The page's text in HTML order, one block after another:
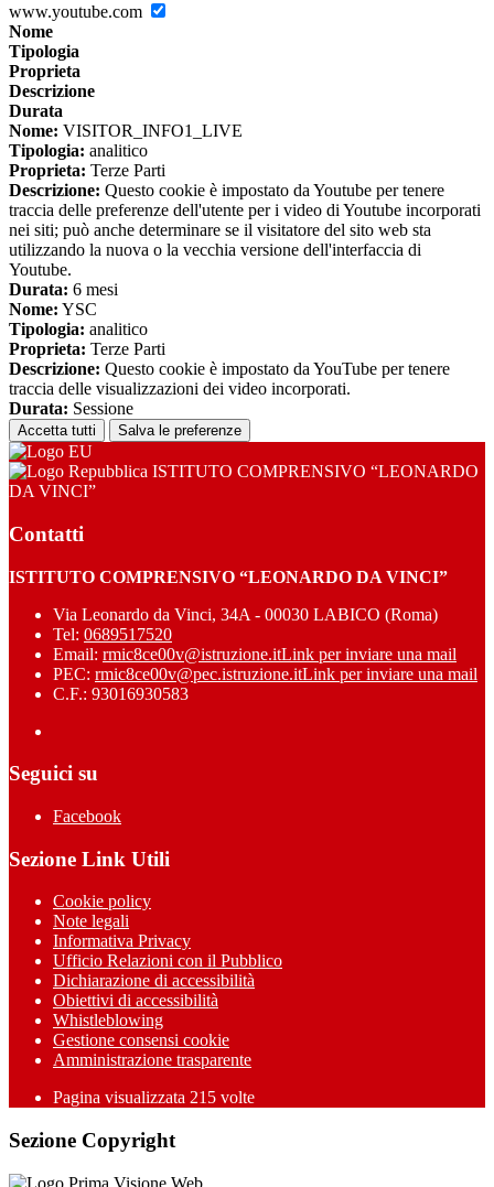
www.youtube.com
Nome
Tipologia
Proprieta
Descrizione
Durata
Nome: VISITOR_INFO1_LIVE
Tipologia: analitico
Proprieta: Terze Parti
Descrizione: Questo cookie è impostato da Youtube per tenere
traccia delle preferenze dell'utente per i video di Youtube incorporati
nei siti; può anche determinare se il visitatore del sito web sta
utilizzando la nuova o la vecchia versione dell'interfaccia di
Youtube.
Durata: 6 mesi
Nome: YSC
Tipologia: analitico
Proprieta: Terze Parti
Descrizione: Questo cookie è impostato da YouTube per tenere
traccia delle visualizzazioni dei video incorporati.
Durata: Sessione
Accetta tutti Salva le preferenze
ISTITUTO COMPRENSIVO “LEONARDO
DA VINCI”
Contatti
ISTITUTO COMPRENSIVO “LEONARDO DA VINCI”
Via Leonardo da Vinci, 34A - 00030 LABICO (Roma)
Tel: 0689517520
Email: rmic8ce00v@istruzione.itLink per inviare una mail
PEC: rmic8ce00v@pec.istruzione.itLink per inviare una mail
C.F.: 93016930583
Seguici su
Facebook
Sezione Link Utili
Cookie policy
Note legali
Informativa Privacy
Ufficio Relazioni con il Pubblico
Dichiarazione di accessibilità
Obiettivi di accessibilità
Whistleblowing
Gestione consensi cookie
Amministrazione trasparente
Pagina visualizzata 215 volte
Sezione Copyright